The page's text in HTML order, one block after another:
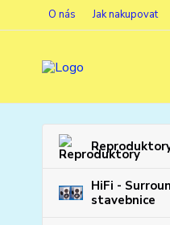
O nás Jak nakupovat
HiFi -
stavebnice